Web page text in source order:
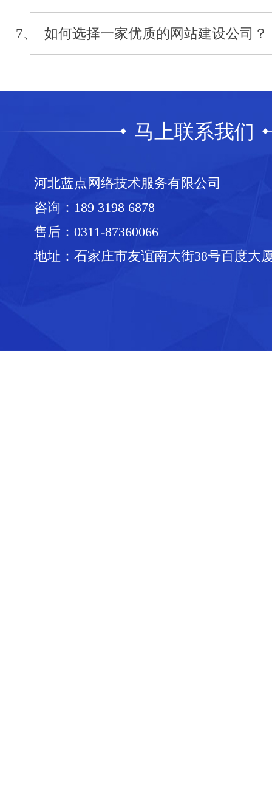
7、 如何选择一家优质的网站建设公司？
马上联系我们
河北蓝点网络技术服务有限公司
咨询： 189 3198 6878
售后： 0311-87360066
地址：石家庄市友谊南大街38号百度大